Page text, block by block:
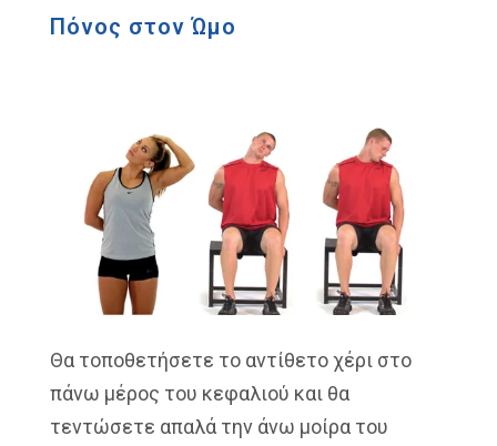
Πόνος στον Ώμο
Θα τοποθετήσετε το αντίθετο χέρι στο
πάνω μέρος του κεφαλιού και θα
τεντώσετε απαλά την άνω μοίρα του